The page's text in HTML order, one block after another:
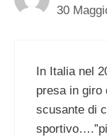
30
In Italia nel
presa in giro
scusante di